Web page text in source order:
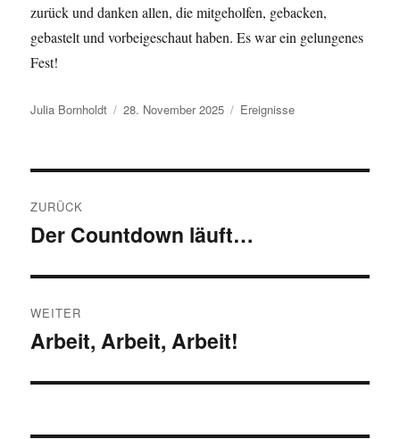
zurück und danken allen, die mitgeholfen, gebacken,
gebastelt und vorbeigeschaut haben. Es war ein gelungenes
Fest!
Autor
Julia Bornholdt
Veröffentlicht
28. November 2025 Kategorien
Ereignisse
ZURÜCK
Vorheriger
Der Countdown läuft…
WEITER
Nächster
Arbeit, Arbeit, Arbeit!